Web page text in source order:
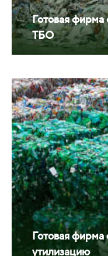
Готовая фирма
ТБО
Готовая фирма
утилизацию